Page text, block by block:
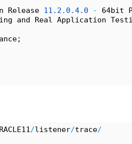
Release 11. 2. 0.4. 0 -
64bit
and Real Application
/listener/trace/